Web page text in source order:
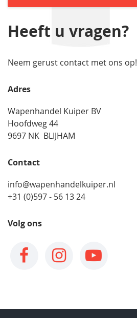
Heeft u vragen?
Neem gerust contact met ons op!
Adres
Wapenhandel Kuiper BV
Hoofdweg 44
9697 NK BLIJHAM
Contact
info@wapenhandelkuiper.nl
+31 (0)597 - 56 13 24
Volg ons